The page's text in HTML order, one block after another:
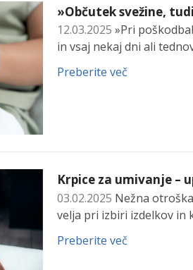
»Občutek svežine,
12.03.2025 »Pri
in vsaj nekaj dni ali
Preberite več
Krpice za umivanje –
03.02.2025 Nežna
velja pri izbiri izdelkov in
Preberite več